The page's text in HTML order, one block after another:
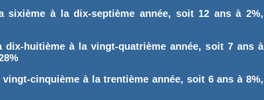
sixième à la dix-septième année, soit 12 ans à 2%,
dix-huitième à la vingt-quatrième année, soit 7 ans à
vingt-cinquième à la trentième année, soit 6 ans à 8%,